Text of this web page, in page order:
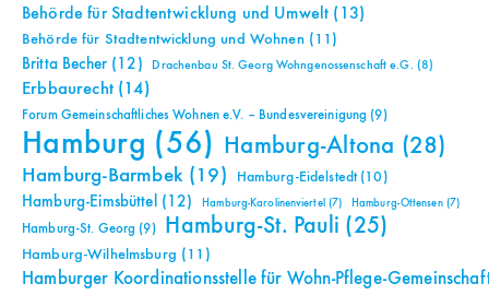
Behörde für Stadtentwicklung und Umwelt (13)
Behörde für Stadtentwicklung und Wohnen(11)
Britta Becher(12) Drachenbau St. Georg Wohngenossenschaft e.G. (8)
Erbbaurecht(14)
Forum Gemeinschaftliches Wohnen e.V. – Bundesvereinigung (9)
Hamburg (56) Hamburg-Altona (28)
Hamburg-Barmbek(19) Hamburg-Eidelstedt(10)
Hamburg-Eimsbüttel (12) Hamburg-Karolinenviertel (7) Hamburg-Ottensen(7)
Hamburg-St. Georg (9) Hamburg-St. Pauli (25)
Hamburg-Wilhelmsburg (11)
Hamburger Koordinationsstelle für Wohn-Pflege-